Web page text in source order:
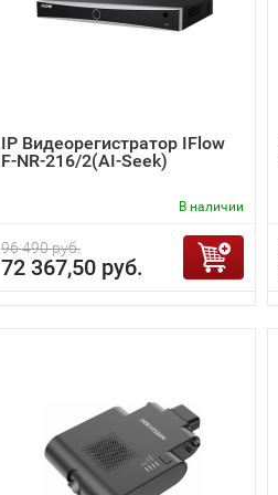
IP Видеорегистратор IFlow
F-NR-216/2(AI-Seek)
В наличии
96 490 руб.
72 367,50 руб.